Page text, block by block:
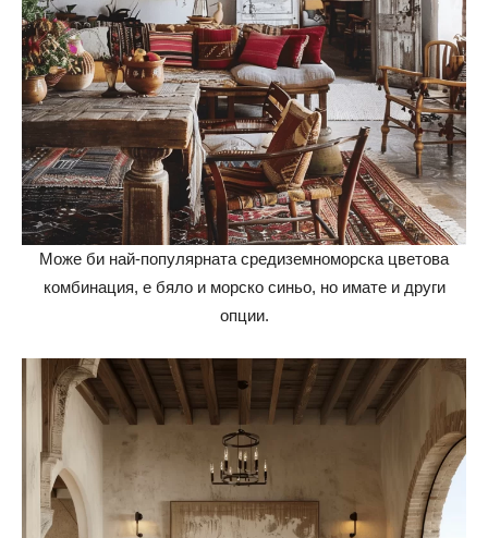
Може би най-популярната средиземноморска цветова
комбинация, е бяло и морско синьо, но имате и други
опции.